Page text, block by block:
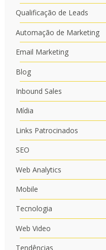
Qualificação de Leads
Automação de Marketing
Email Marketing
Blog
Inbound Sales
Mídia
Links Patrocinados
SEO
Web Analytics
Mobile
Tecnologia
Web Video
Tendências